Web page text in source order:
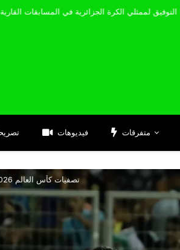
فيديوهات متفرقات
تصفيات كأس العالم 2026 : القناة الناقلة لمباراة المنتخب الجزائري و المنتخب الصومالي